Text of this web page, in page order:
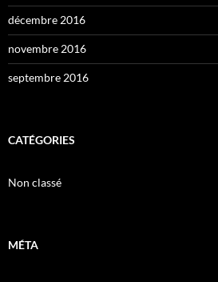
décembre 2016
novembre 2016
septembre 2016
CATÉGORIES
Non classé
MÉTA